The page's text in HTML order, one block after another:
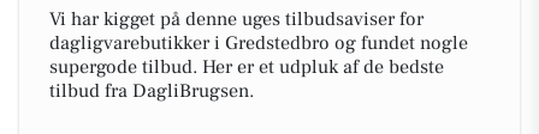
Vi har kigget på denne uges tilbudsaviser for
dagligvarebutikker i Gredstedbro og fundet nogle
supergode tilbud. Her er et udpluk af de bedste
tilbud fra DagliBrugsen.